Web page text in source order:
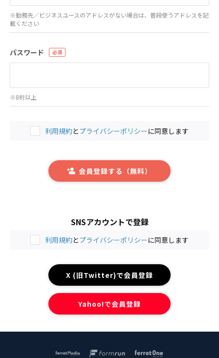
SNSアカウントで登録
利用規約とプライバシーポリシーに同意します
X (旧Twitter)で会員登録
Yahoo!で会員登録
※勤務先／ビジネスユースのアドレスがない場合は、普段使うアドレスを記
載ください
パスワード
※8桁以上
利用規約とプライバシーポリシーに同意します
会員登録する（無料）